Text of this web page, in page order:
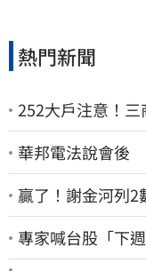
熱門新聞
252大戶注意！
華邦電法說會後
贏了！謝金河列2
專家喊台股「下